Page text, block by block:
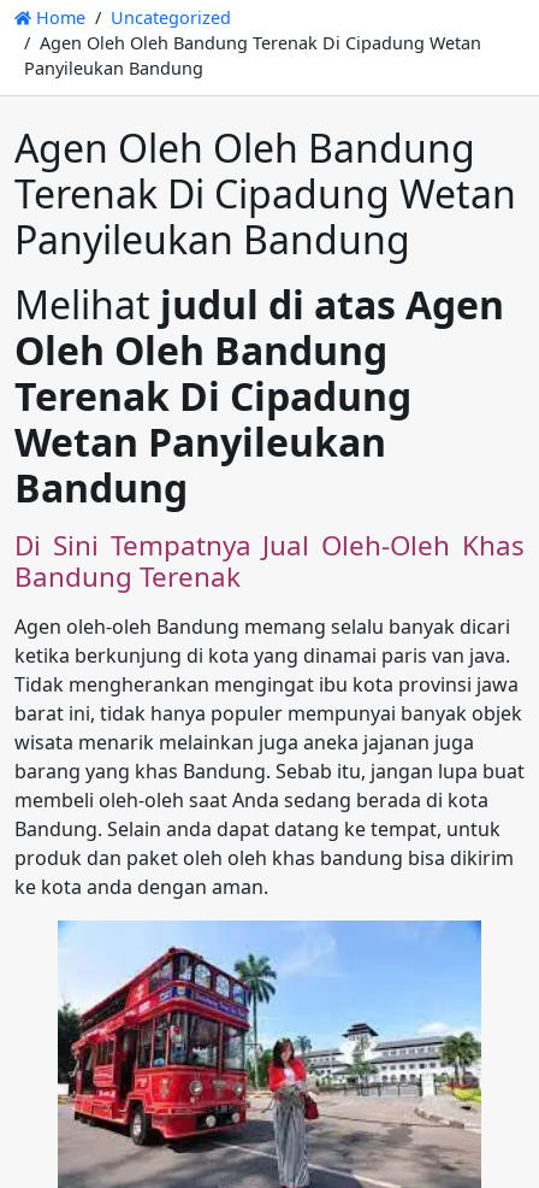
Home
Uncategorized
Agen Oleh Oleh Bandung Terenak Di Cipadung Wetan
Panyileukan Bandung
Agen Oleh Oleh Bandung
Terenak Di Cipadung Wetan
Panyileukan Bandung
Melihat judul di atas Agen
Oleh Oleh Bandung
Terenak Di Cipadung
Wetan Panyileukan
Bandung
Di Sini Tempatnya Jual Oleh-Oleh Khas
Bandung Terenak
Agen oleh-oleh Bandung memang selalu banyak dicari
ketika berkunjung di kota yang dinamai paris van java.
Tidak mengherankan mengingat ibu kota provinsi jawa
barat ini, tidak hanya populer mempunyai banyak objek
wisata menarik melainkan juga aneka jajanan juga
barang yang khas Bandung. Sebab itu, jangan lupa buat
membeli oleh-oleh saat Anda sedang berada di kota
Bandung. Selain anda dapat datang ke tempat, untuk
produk dan paket oleh oleh khas bandung bisa dikirim
ke kota anda dengan aman.